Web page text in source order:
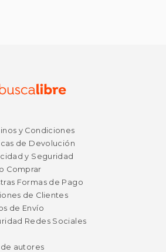
y Condiciones
de Devolución
y Seguridad
Comprar
Formas de Pago
de Clientes
de Envío
Redes Sociales
de autores